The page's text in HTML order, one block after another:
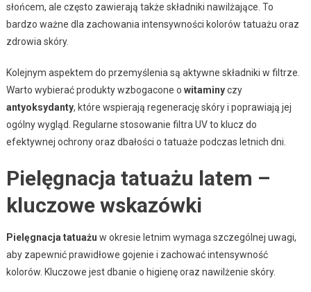
słońcem, ale często zawierają także składniki nawilżające. To
bardzo ważne dla zachowania intensywności kolorów tatuażu oraz
zdrowia skóry.
Kolejnym aspektem do przemyślenia są aktywne składniki w filtrze.
Warto wybierać produkty wzbogacone o witaminyczy
antyoksydanty, które wspierają regenerację skóry i poprawiają jej
ogólny wygląd. Regularne stosowanie filtra UV to klucz do
efektywnej ochrony oraz dbałości o tatuaże podczas letnich dni.
Pielęgnacja tatuażu latem –
kluczowe wskazówki
Pielęgnacja tatuażu w okresie letnim wymaga szczególnej uwagi,
aby zapewnić prawidłowe gojenie i zachować intensywność
kolorów. Kluczowe jest dbanie o higienę oraz nawilżenie skóry.